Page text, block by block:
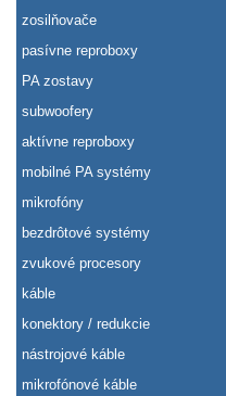
zosilňovače
pasívne reproboxy
PA zostavy
subwoofery
aktívne reproboxy
mobilné PA systémy
mikrofóny
bezdrôtové systémy
zvukové procesory
káble
konektory / redukcie
nástrojové káble
mikrofónové káble